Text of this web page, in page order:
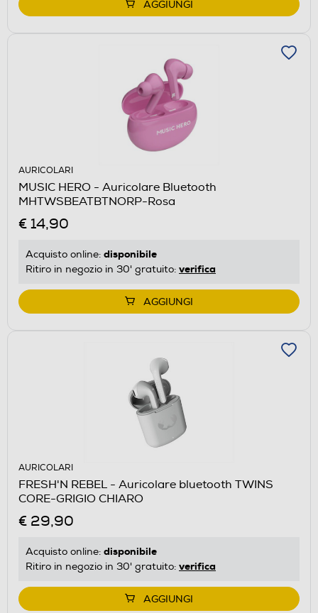
AGGIUNGI
AURICOLARI
MUSIC HERO - Auricolare Bluetooth
MHTWSBEATBTNORP-Rosa
€ 14,90
Acquisto online: disponibile
Ritiro in negozio in 30' gratuito: verifica
AGGIUNGI
AURICOLARI
FRESH'N REBEL - Auricolare bluetooth TWINS
CORE-GRIGIO CHIARO
€ 29,90
Acquisto online: disponibile
Ritiro in negozio in 30' gratuito: verifica
AGGIUNGI